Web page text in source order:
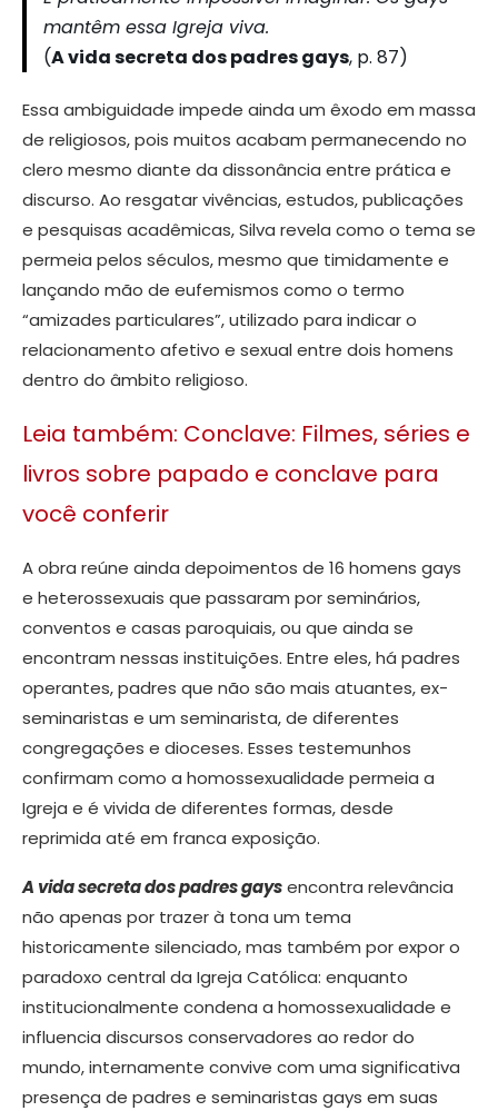
mantêm essa Igreja viva.
(A vida secreta dos padres gays, p. 87)
Essa ambiguidade impede ainda um êxodo em massa
de religiosos, pois muitos acabam permanecendo no
clero mesmo diante da dissonância entre prática e
discurso. Ao resgatar vivências, estudos, publicações
e pesquisas acadêmicas, Silva revela como o tema se
permeia pelos séculos, mesmo que timidamente e
lançando mão de eufemismos como o termo
“amizades particulares”, utilizado para indicar o
relacionamento afetivo e sexual entre dois homens
dentro do âmbito religioso.
Leia também: Conclave: Filmes, séries e
livros sobre papado e conclave para
você conferir
A obra reúne ainda depoimentos de 16 homens gays
e heterossexuais que passaram por seminários,
conventos e casas paroquiais, ou que ainda se
encontram nessas instituições. Entre eles, há padres
operantes, padres que não são mais atuantes, ex-
seminaristas e um seminarista, de diferentes
congregações e dioceses. Esses testemunhos
confirmam como a homossexualidade permeia a
Igreja e é vivida de diferentes formas, desde
reprimida até em franca exposição.
A vida secreta dos padres gaysencontra relevância
não apenas por trazer à tona um tema
historicamente silenciado, mas também por expor o
paradoxo central da Igreja Católica: enquanto
institucionalmente condena a homossexualidade e
influencia discursos conservadores ao redor do
mundo, internamente convive com uma significativa
presença de padres e seminaristas gays em suas